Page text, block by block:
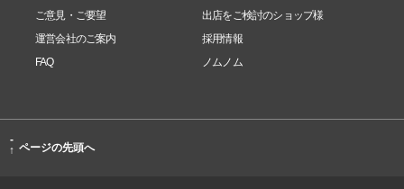
ご意見・ご要望
出店をご検討のショップ様
運営会社のご案内
採用情報
FAQ
ノムノム
-
↑ ページの先頭へ